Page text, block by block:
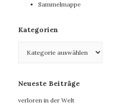
Sammelmappe
Kategorien
Neueste Beiträge
verloren in der Welt